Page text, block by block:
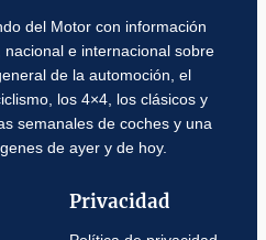
del Motor con información
e internacional sobre
de la automoción, el
los 4×4, los clásicos y
semanales de coches y una
de ayer y de hoy.
Privacidad